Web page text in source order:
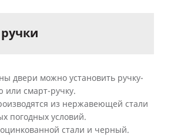
ручки
двери можно установить ручку-
или смарт-ручку.
из нержавеющей стали
погодных условий.
стали и черный.